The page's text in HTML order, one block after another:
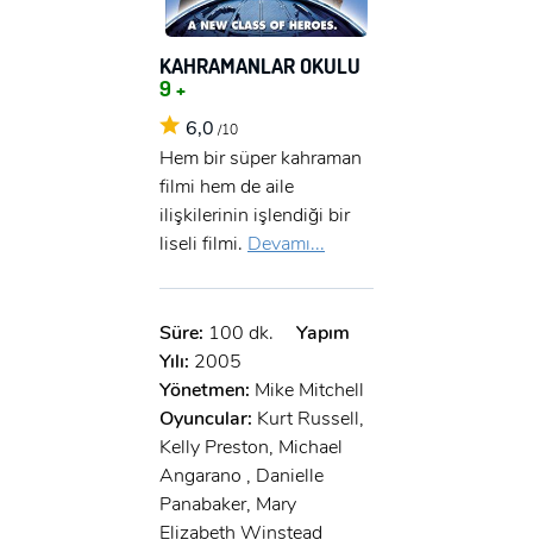
KAHRAMANLAR OKULU
9 +
6,0 /10
Hem bir süper kahraman
filmi hem de aile
ilişkilerinin işlendiği bir
liseli filmi. Devamı...
Süre: 100 dk.
Yapım
Yılı: 2005
Yönetmen: Mike Mitchell
Oyuncular: Kurt Russell,
Kelly Preston, Michael
Angarano , Danielle
Panabaker, Mary
Elizabeth Winstead